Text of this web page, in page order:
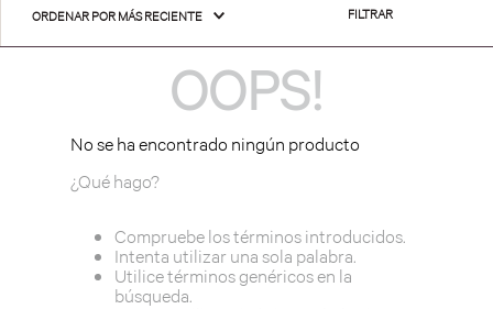
ORDENAR POR MÁS RECIENTE FILTRAR
OOPS!
No se ha encontrado ningún producto
¿Qué hago?
Compruebe los términos introducidos.
Intenta utilizar una sola palabra.
Utilice términos genéricos en la
búsqueda.